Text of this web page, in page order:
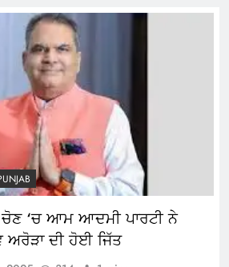
ਚੋਣ ‘ਚ ਆਮ ਆਦਮੀ ਪਾਰਟੀ ਨੇ
ਅਰੋੜਾ ਦੀ ਹੋਈ ਜਿੱਤ